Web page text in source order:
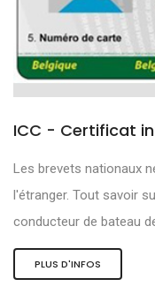
ICC - Certificat
Les brevets nationaux
l'étranger. Tout savoir
conducteur de bateau
PLUS D'INFOS